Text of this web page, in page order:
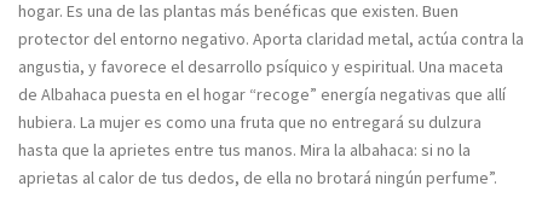
hogar. Es una de las plantas más benéficas que existen. Buen
protector del entorno negativo. Aporta claridad metal, actúa contra la
angustia, y favorece el desarrollo psíquico y espiritual. Una maceta
de Albahaca puesta en el hogar “recoge” energía negativas que allí
hubiera. La mujer es como una fruta que no entregará su dulzura
hasta que la aprietes entre tus manos. Mira la albahaca: si no la
aprietas al calor de tus dedos, de ella no brotará ningún perfume”.